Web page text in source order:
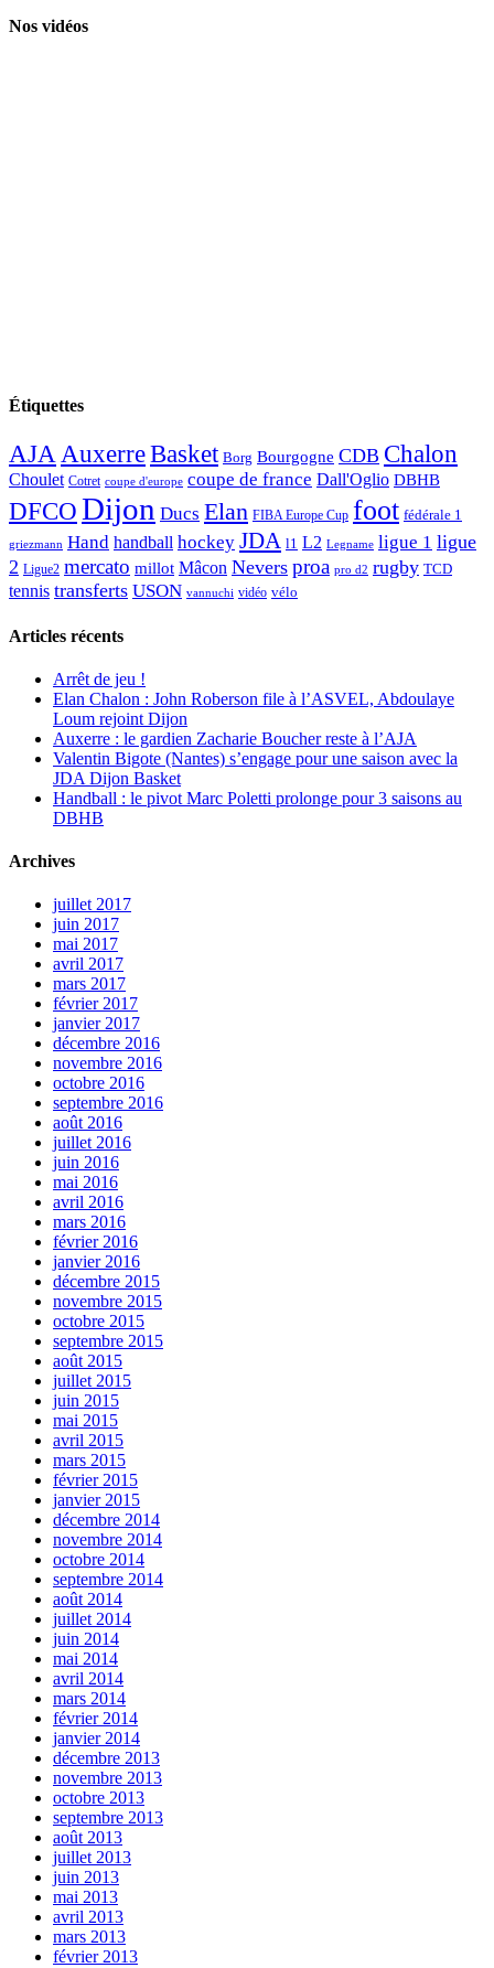
Nos vidéos
Étiquettes
AJAAuxerreBasket Borg Bourgogne CDB Chalon
Choulet Cotret coupe d'europe coupe de france Dall'Oglio DBHB
DFCODijon Ducs Elan FIBA Europe Cup foot fédérale 1
griezmann Hand handball hockey JDA l1 L2 Legname ligue 1 ligue
2 Ligue2 mercato millot Mâcon Nevers proa pro d2 rugby TCD
tennis transferts USON vannuchi vidéo vélo
Articles récents
Arrêt de jeu !
Elan Chalon : John Roberson file à l’ASVEL, Abdoulaye
Loum rejoint Dijon
Auxerre : le gardien Zacharie Boucher reste à l’AJA
Valentin Bigote (Nantes) s’engage pour une saison avec la
JDA Dijon Basket
Handball : le pivot Marc Poletti prolonge pour 3 saisons au
DBHB
Archives
juillet 2017
juin 2017
mai 2017
avril 2017
mars 2017
février 2017
janvier 2017
décembre 2016
novembre 2016
octobre 2016
septembre 2016
août 2016
juillet 2016
juin 2016
mai 2016
avril 2016
mars 2016
février 2016
janvier 2016
décembre 2015
novembre 2015
octobre 2015
septembre 2015
août 2015
juillet 2015
juin 2015
mai 2015
avril 2015
mars 2015
février 2015
janvier 2015
décembre 2014
novembre 2014
octobre 2014
septembre 2014
août 2014
juillet 2014
juin 2014
mai 2014
avril 2014
mars 2014
février 2014
janvier 2014
décembre 2013
novembre 2013
octobre 2013
septembre 2013
août 2013
juillet 2013
juin 2013
mai 2013
avril 2013
mars 2013
février 2013